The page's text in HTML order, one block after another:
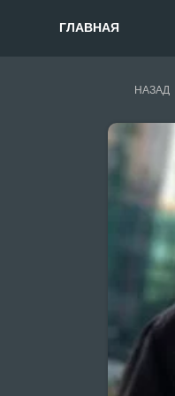
ГЛАВНАЯ
НАЗАД